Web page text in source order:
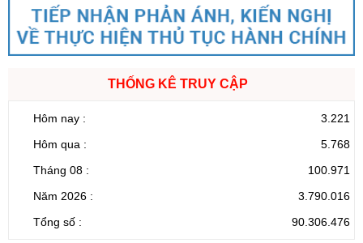
THỐNG KÊ TRUY CẬP
Hôm nay :
3.221
Hôm qua :
5.768
Tháng 08 :
100.971
Năm 2026 :
3.790.016
Tổng số :
90.306.476